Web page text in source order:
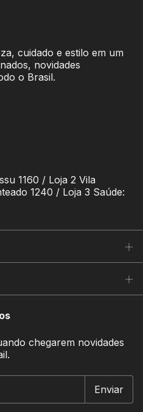
cuidado e estilo em um
novidades
o Brasil.
1160 / Loja 2 Vila
1240 / Loja 3 Saúde:
chegarem novidades